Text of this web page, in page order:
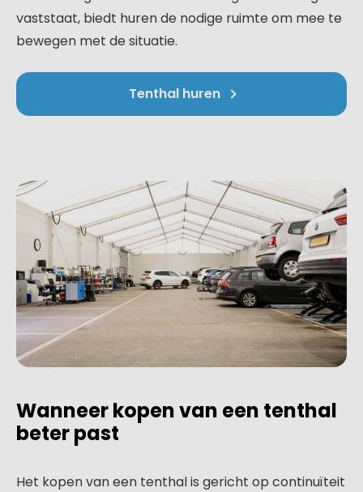
vaststaat, biedt huren de nodige ruimte om mee te
bewegen met de situatie.
Tenthal huren
Wanneer kopen van een tenthal
beter past
Het kopen van een tenthal is gericht op continuïteit